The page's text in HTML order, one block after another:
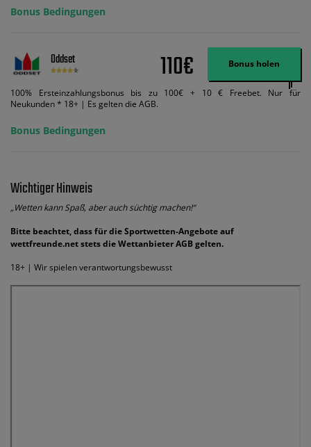
Bonus Bedingungen
Oddset 110€ Bonus holen
100% Ersteinzahlungsbonus bis zu 100€ + 10 € Freebet. Nur für
Neukunden * 18+ | Es gelten die AGB.
Bonus Bedingungen
Wichtiger Hinweis
„Wetten kann Spaß, aber auch süchtig machen!“
Bitte beachtet, dass für die Sportwetten-Angebote auf
wettfreunde.net stets die Wettanbieter AGB gelten.
18+ | Wir spielen verantwortungsbewusst